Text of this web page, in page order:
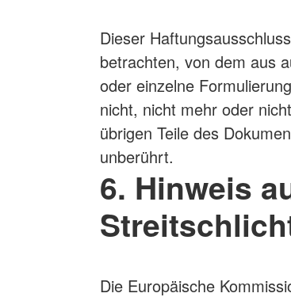
Dieser
betrachten, von dem aus
oder einzelne
nicht, nicht mehr oder
übrigen Teile des
unberührt.
6. Hinweis
Die Europäische